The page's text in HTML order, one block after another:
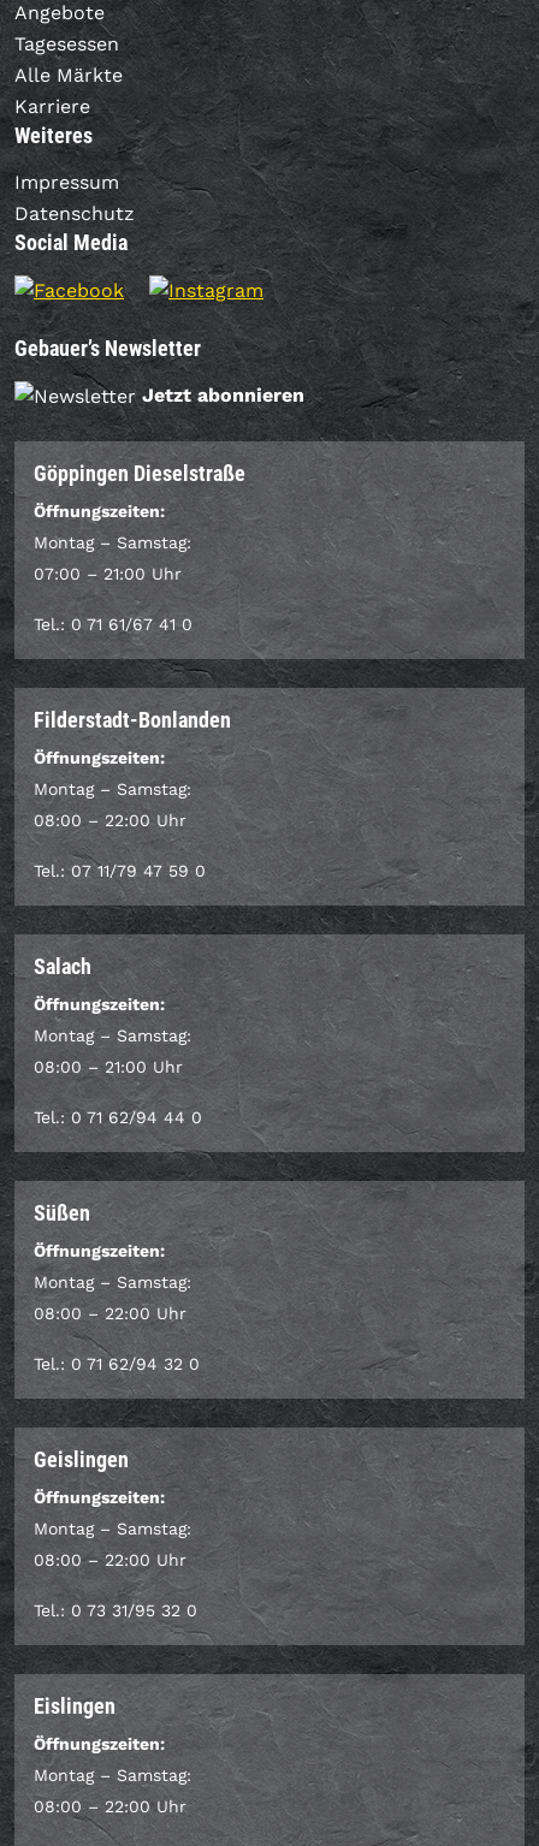
Angebote
Tagesessen
Alle Märkte
Karriere
Weiteres
Impressum
Datenschutz
Social Media
Gebauer’s Newsletter
Jetzt abonnieren
Göppingen Dieselstraße
Öffnungszeiten:
Montag – Samstag:
07:00 – 21:00 Uhr
Tel.: 0 71 61/67 41 0
Filderstadt-Bonlanden
Öffnungszeiten:
Montag – Samstag:
08:00 – 22:00 Uhr
Tel.: 07 11/79 47 59 0
Salach
Öffnungszeiten:
Montag – Samstag:
08:00 – 21:00 Uhr
Tel.: 0 71 62/94 44 0
Süßen
Öffnungszeiten:
Montag – Samstag:
08:00 – 22:00 Uhr
Tel.: 0 71 62/94 32 0
Geislingen
Öffnungszeiten:
Montag – Samstag:
08:00 – 22:00 Uhr
Tel.: 0 73 31/95 32 0
Eislingen
Öffnungszeiten:
Montag – Samstag:
08:00 – 22:00 Uhr